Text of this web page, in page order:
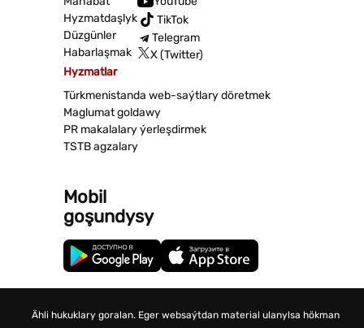
Hyzmatdaşlyk
Düzgünler
Habarlaşmak
TikTok
Telegram
X (Twitter)
Hyzmatlar
Türkmenistanda web-saýtlary döretmek
Maglumat goldawy
PR makalalary ýerleşdirmek
TSTB agzalary
Mobil
goşundysy
Ähli hukuklary goralan. Eger websaýtdan material ulanylsa hökman